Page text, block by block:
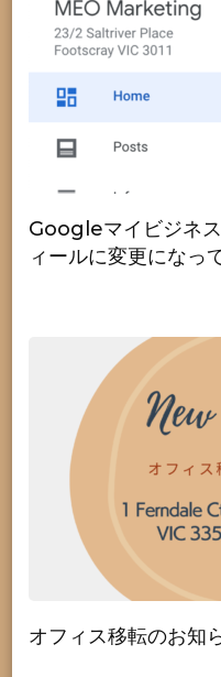
Googleマイビジネ
ィールに変更になっ
オフィス移転のお知